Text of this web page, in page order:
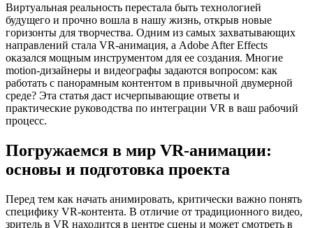
Виртуальная реальность перестала быть технологией
будущего и прочно вошла в нашу жизнь, открыв новые
горизонты для творчества. Одним из самых захватывающих
направлений стала VR-анимация, а Adobe After Effects
оказался мощным инструментом для ее создания. Многие
motion-дизайнеры и видеографы задаются вопросом: как
работать с панорамным контентом в привычной двумерной
среде? Эта статья даст исчерпывающие ответы и
практические руководства по интеграции VR в ваш рабочий
процесс.
Погружаемся в мир VR-анимации:
основы и подготовка проекта
Перед тем как начать анимировать, критически важно понять
специфику VR-контента. В отличие от традиционного видео,
зритель в VR находится в центре сцены и может смотреть в